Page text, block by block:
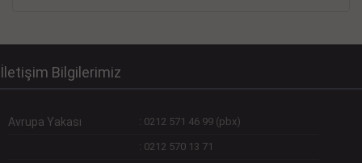
İletişim Bilgilerimiz
Avrupa Yakası : 0212 571 46 99 (pbx)
: 0212 570 13 71
Devamını Gör